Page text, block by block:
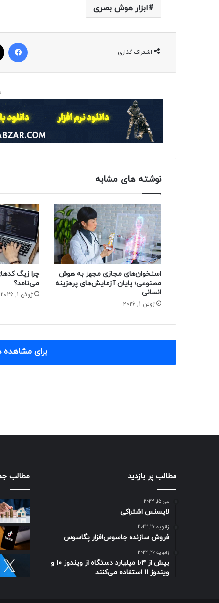
ابزار هوش بصری
اشتراک گذاری
نوشته های مشابه
استخوان‌های مجازی مجهز به هوش
مصنوعی؛ پایان آزمایش‌های پرهزینه
انسانی
ژوئن 1, 2026
می‌نامد؟
ژوئن 1, 2026
برای مشاهده
مطالب پر بازدید
می 15, 2023
لایسنس اشتراکی
ژانویه 26, 2022
فروش سازنده جاسوس‌افزار پگاسوس
ژانویه 26, 2022
بیش از ۱٫۴ میلیارد دستگاه از ویندوز ۱۰ و
ویندوز ۱۱ استفاده می‌کنند
مطالب